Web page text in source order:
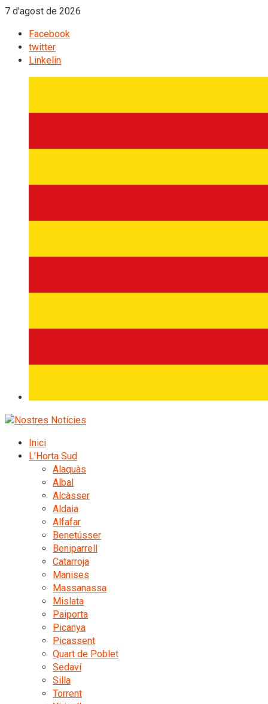
7 d'agost de 2026
Facebook
twitter
Linkelin
Inici
L’Horta Sud
Alaquàs
Albal
Alcàsser
Aldaia
Alfafar
Benetússer
Beniparrell
Catarroja
Manises
Massanassa
Mislata
Paiporta
Picanya
Picassent
Quart de Poblet
Sedaví
Silla
Torrent